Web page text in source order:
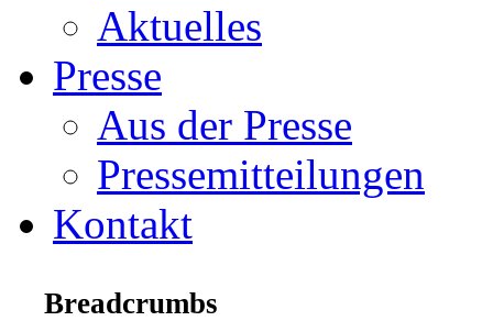
Aktuelles
Presse
Aus der Presse
Pressemitteilungen
Kontakt
Breadcrumbs